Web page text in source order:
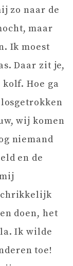
zo naar de
maar
Ik moest
Daar zit je,
Hoe ga
wij komen
niemand
en de
doen, het
Ik wilde
toe!